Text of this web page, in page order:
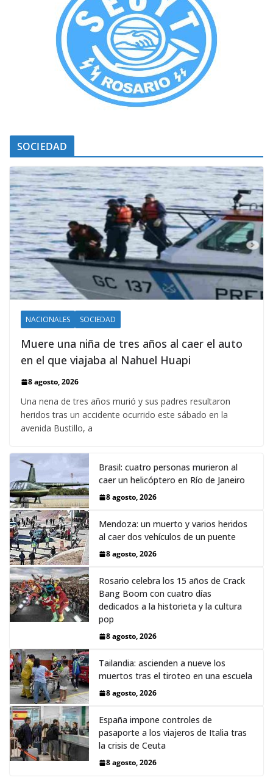
SOCIEDAD
NACIONALES SOCIEDAD
Muere una niña de tres años al caer el auto
en el que viajaba al Nahuel Huapi
8 agosto, 2026
Una nena de tres años murió y sus padres resultaron
heridos tras un accidente ocurrido este sábado en la
avenida Bustillo, a
Brasil: cuatro personas murieron al
caer un helicóptero en Río de Janeiro
8 agosto, 2026
Mendoza: un muerto y varios heridos
al caer dos vehículos de un puente
8 agosto, 2026
Rosario celebra los 15 años de Crack
Bang Boom con cuatro días
dedicados a la historieta y la cultura
pop
8 agosto, 2026
Tailandia: ascienden a nueve los
muertos tras el tiroteo en una escuela
8 agosto, 2026
España impone controles de
pasaporte a los viajeros de Italia tras
la crisis de Ceuta
8 agosto, 2026